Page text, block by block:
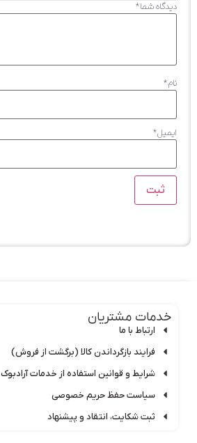
دیدگاه شما*
نام*
ایمیل*
خدمات مشتریان
ارتباط با ما
فرایند بازگرداندن کالا (برگشت از فروش)
شرایط و قوانین استفاده از خدمات آرادبوک
سیاست حفظ حریم خصوصی
ثبت شکایت، انتقاد و پیشنهاد